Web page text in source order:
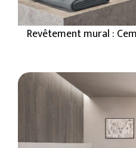
Revêtement mural :